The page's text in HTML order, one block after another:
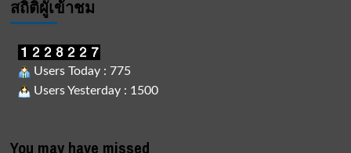
สถิติผูัเข้าชม
Users Today : 775
Users Yesterday : 1500
You may have missed